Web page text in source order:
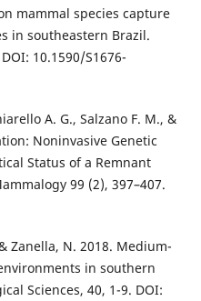
mammal species capture
in southeastern Brazil.
10.1590/S1676-
A. G., Salzano F. M., &
Noninvasive Genetic
Status of a Remnant
99 (2), 397–407.
Zanella, N. 2018. Medium-
in southern
Sciences, 40, 1-9. DOI: